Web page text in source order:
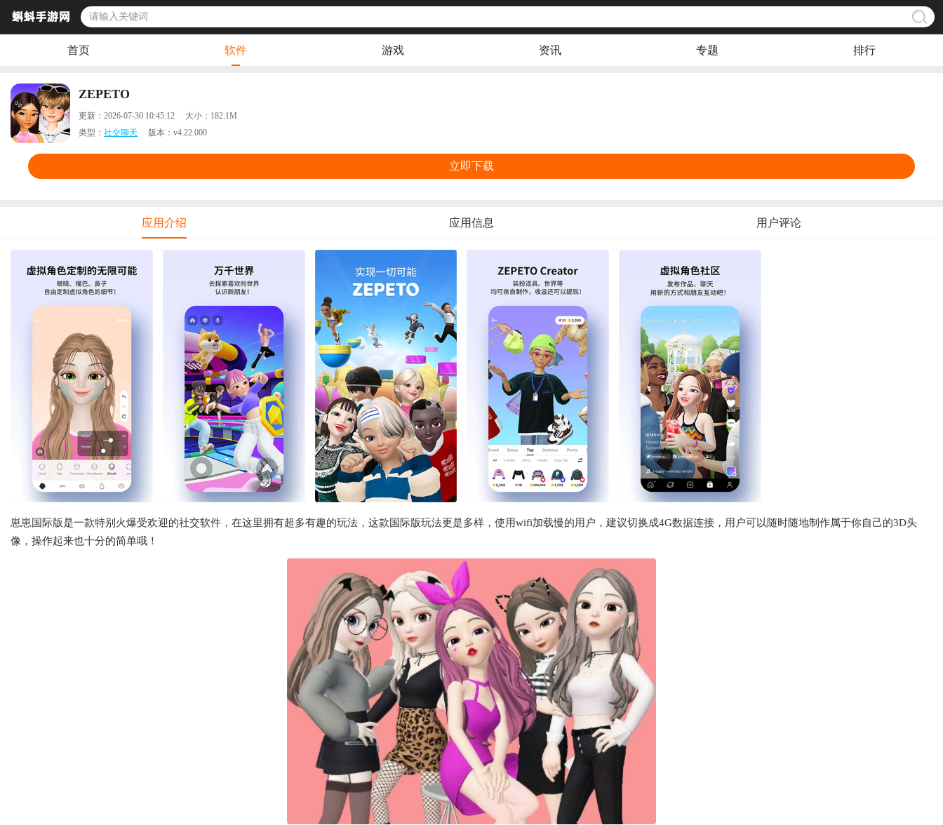
首页 软件 游戏 资讯 专题 排行
ZEPETO
更新： 2026-07-30 10:45:12 大小： 182.1M
类型： 社交聊天 版本： v4.22.000
立即下载
应用介绍 应用信息 用户评论
崽崽国际版是一款特别火爆受欢迎的社交软件，在这里拥有超多有趣的玩法，这款国际版玩法更是多样，使用wifi加载慢的用户，建议切换成4G数据连接，用户可以随时随地制作属于你自己的3D头
像，操作起来也十分的简单哦！